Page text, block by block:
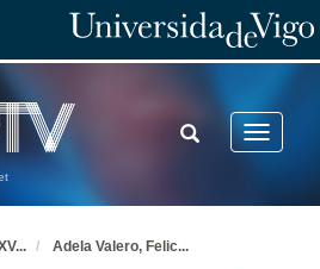
Toggle
TOGGLE
SEARCH
... Adela Valero, Felic...